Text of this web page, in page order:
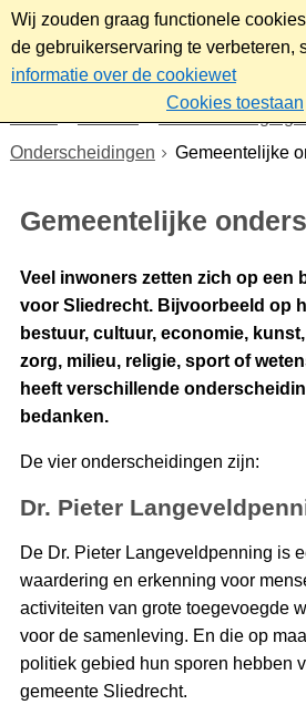
Wij zouden graag functionele
de gebruikerservaring te verbeteren,
informatie over de cookiewet
Cookies toestaan
Beleid- en
Onderscheidingen
Gemeentelijke
Gemeentelijke
Veel inwoners zetten zich op een
voor Sliedrecht. Bijvoorbeeld op
bestuur, cultuur, economie,
zorg, milieu, religie, sport of
heeft verschillende
bedanken.
De vier onderscheidingen zijn:
Dr. Pieter
De Dr. Pieter Langeveldpenning is
waardering en erkenning voor
activiteiten van grote toegevoegde
voor de samenleving. En die op
politiek gebied hun sporen hebben
gemeente Sliedrecht.